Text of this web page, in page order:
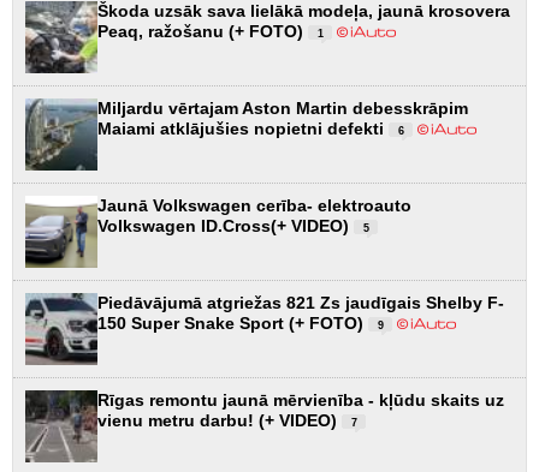
Škoda uzsāk sava lielākā modeļa, jaunā krosovera
Peaq, ražošanu (+ FOTO)
1
Miljardu vērtajam Aston Martin debesskrāpim
Maiami atklājušies nopietni defekti
6
Jaunā Volkswagen cerība- elektroauto
Volkswagen ID.Cross(+ VIDEO)
5
Piedāvājumā atgriežas 821 Zs jaudīgais Shelby F-
150 Super Snake Sport (+ FOTO)
9
Rīgas remontu jaunā mērvienība - kļūdu skaits uz
vienu metru darbu! (+ VIDEO)
7